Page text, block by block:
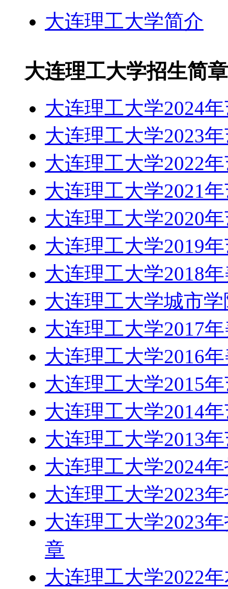
大连理工大学简介
大连理工大学招生简章
大连理工大学2024
大连理工大学2023
大连理工大学2022
大连理工大学2021
大连理工大学2020
大连理工大学2019
大连理工大学2018
大连理工大学城市
大连理工大学2017
大连理工大学2016
大连理工大学2015
大连理工大学2014
大连理工大学2013
大连理工大学2024
大连理工大学2023
大连理工大学2023
章
大连理工大学2022